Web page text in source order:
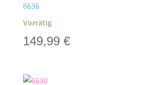
6636
Vorrätig
149,99 €